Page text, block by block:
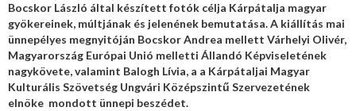
Bocskor László által készített fotók célja Kárpátalja magyar
gyökereinek, múltjának és jelenének bemutatása. A kiállítás mai
ünnepélyes megnyitóján Bocskor Andrea mellett Várhelyi Olivér,
Magyarország Európai Unió melletti Állandó Képviseletének
nagykövete, valamint Balogh Lívia, a a Kárpátaljai Magyar
Kulturális Szövetség Ungvári Középszintű Szervezetének
elnöke mondott ünnepi beszédet.